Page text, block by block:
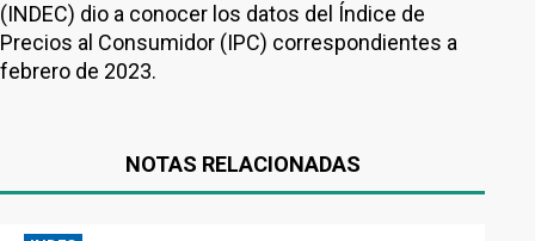
(INDEC) dio a conocer los datos del Índice de
Precios al Consumidor (IPC) correspondientes a
febrero de 2023.
NOTAS RELACIONADAS